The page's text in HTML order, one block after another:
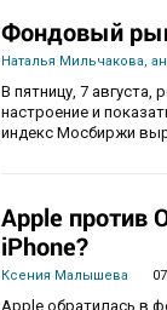
Фондовый
Наталья Мильчакова,
В пятницу, 7
настроение и
индекс Мосбиржи
Apple против
iPhone?
Ксения Малышева
Apple обратилась в